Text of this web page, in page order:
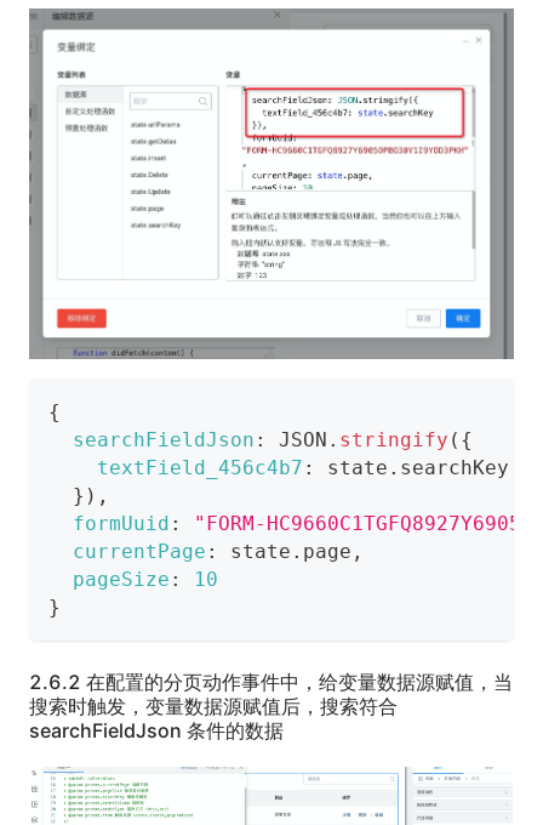
{
searchFieldJson : JSON . stringify ( {
textField_456c4b7 : state . searchKey
} ) ,
formUuid :
"FORM-
currentPage : state . page ,
pageSize :
10
}
2.6.2 在配置的分页动作事件中，给变量数据源赋值，当
搜索时触发，变量数据源赋值后，搜索符合
searchFieldJson 条件的数据